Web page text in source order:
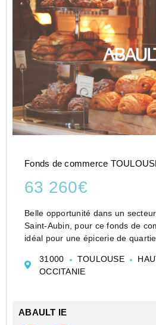
Fonds de commerce
63 260€
Belle opportunité dans un
Saint-Aubin, pour ce fonds de
idéal pour une épicerie de
de surface commerciale,
31000 TOULOUSE
OCCITANIE
ABAULT IE